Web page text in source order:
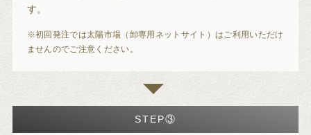
す。
※初回発注では太陽市場（卸専用ネットサイト）はご利用いただけ
ませんのでご注意ください。
STEP③